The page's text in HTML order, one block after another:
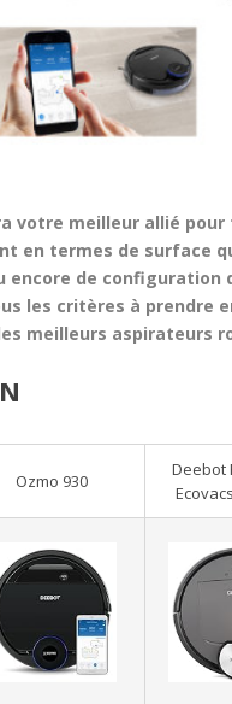
votre meilleur allié
en termes de surface
encore de
les critères à prendre
meilleurs aspirateurs
Ozmo 930
Deebot